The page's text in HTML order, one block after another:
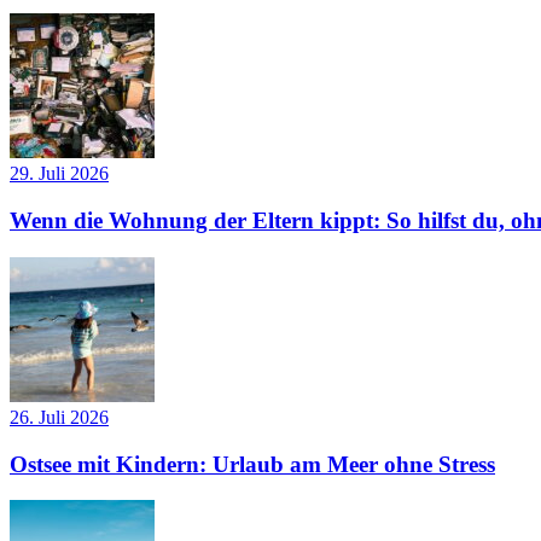
29. Juli 2026
Wenn die Wohnung der Eltern kippt: So hilfst du,
26. Juli 2026
Ostsee mit Kindern: Urlaub am Meer ohne Stress